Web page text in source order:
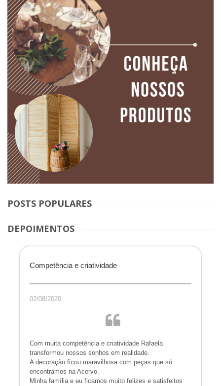
POSTS POPULARES
DEPOIMENTOS
Competência e criatividade
02/08/2020
Com muita competência e criatividade Rafaela
transformou nossos sonhos em realidade.
A decoração ficou maravilhosa com peças que só
encontramos na Acervo.
Minha família e eu ficamos muito felizes e satisfeitos